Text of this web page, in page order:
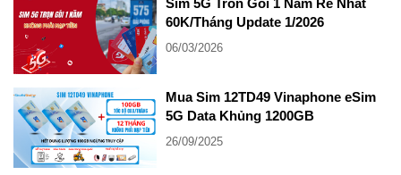
60K/Tháng Update 1/2026
06/03/2026
Mua Sim 12TD49 Vinaphone eSim
5G Data Khủng 1200GB
26/09/2025